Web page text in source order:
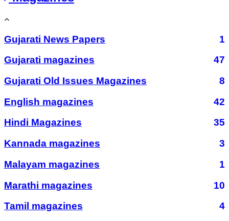
Gujarati News Papers
1
Gujarati magazines
47
Gujarati Old Issues Magazines
8
English magazines
42
Hindi Magazines
35
Kannada magazines
3
Malayam magazines
1
Marathi magazines
10
Tamil magazines
4